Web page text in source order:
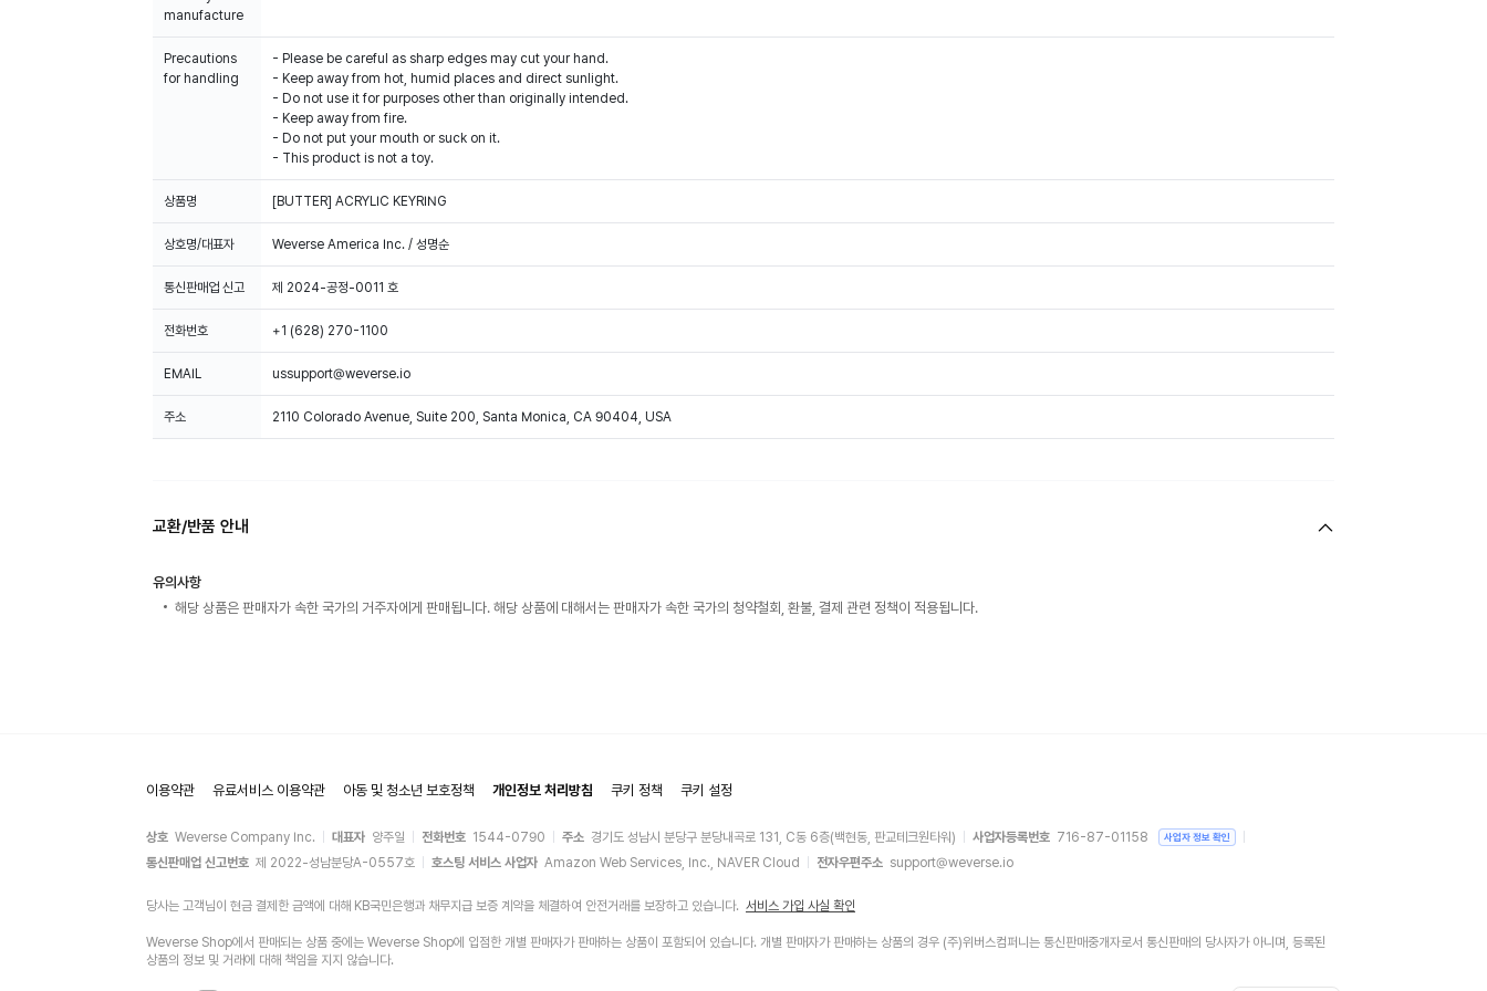
manufacture
Precautions
for handling
- Please be careful as sharp edges may cut your hand.
- Keep away from hot, humid places and direct sunlight.
- Do not use it for purposes other than originally intended.
- Keep away from fire.
- Do not put your mouth or suck on it.
- This product is not a toy.
상품명 [BUTTER] ACRYLIC KEYRING
상호명/대표자 Weverse America Inc. / 성명순
통신판매업 신고 제 2024-공정-0011 호
전화번호 +1 (628) 270-1100
EMAIL ussupport@weverse.io
주소 2110 Colorado Avenue, Suite 200, Santa Monica, CA 90404, USA
교환/반품 안내
유의사항
해당 상품은 판매자가 속한 국가의 거주자에게 판매됩니다. 해당 상품에 대해서는 판매자가 속한 국가의 청약철회, 환불, 결제 관련 정책이 적용됩니다.
이용약관 유료서비스 이용약관 아동 및 청소년 보호정책 개인정보 처리방침 쿠키 정책 쿠키 설정
상호 Weverse Company Inc. 대표자 양주일 전화번호 1544-0790 주소 경기도 성남시 분당구 분당내곡로 131, C동 6층(백현동, 판교테크원타워) 사업자등록번호 716-87-01158 사업자 정보 확인
통신판매업 신고번호 제 2022-성남분당A-0557호 호스팅 서비스 사업자 Amazon Web Services, Inc., NAVER Cloud 전자우편주소 support@weverse.io
당사는 고객님이 현금 결제한 금액에 대해 KB국민은행과 채무지급 보증 계약을 체결하여 안전거래를 보장하고 있습니다. 서비스 가입 사실 확인
Weverse Shop에서 판매되는 상품 중에는 Weverse Shop에 입점한 개별 판매자가 판매하는 상품이 포함되어 있습니다. 개별 판매자가 판매하는 상품의 경우 (주)위버스컴퍼니는 통신판매중개자로서 통신판매의 당사자가 아니며, 등록된
상품의 정보 및 거래에 대해 책임을 지지 않습니다.